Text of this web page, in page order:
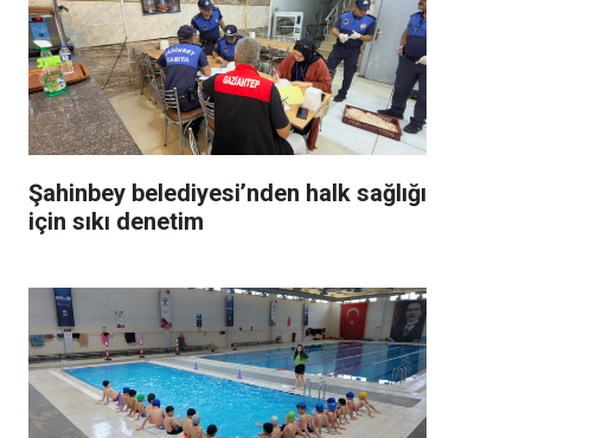
Şahinbey belediyesi’nden halk sağlığı
için sıkı denetim